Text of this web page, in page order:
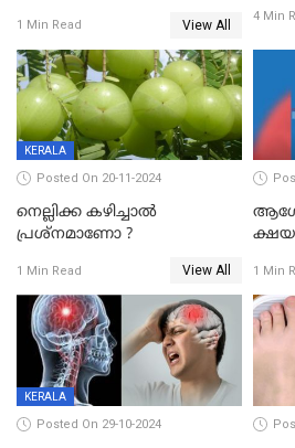
രശ്മികയുടെ പുഷ്പ 2
പ്രൊമോഷൻ
1 Min Read View All
4 Min
KERALA
Posted On 20-11-2024
നെല്ലിക്ക കഴിച്ചാല്‍
പ്രശ്നമാണോ ?
1 Min Read View All 1 Min
KERALA
Posted On 29-10-2024